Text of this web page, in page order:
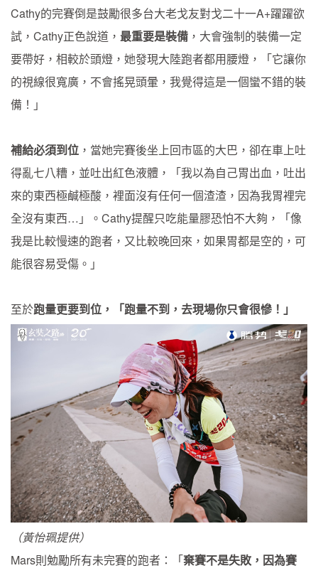
Cathy的完賽倒是鼓勵很多台大老戈友對戈二十一A+躍躍欲
試，Cathy正色說道， 最重要是裝備 ，大會強制的裝備一定
要帶好，相較於頭燈，她發現大陸跑者都用腰燈，「它讓你
的視線很寬廣，不會搖晃頭暈，我覺得這是一個蠻不錯的裝
備！」
補給必須到位 ，當她完賽後坐上回市區的大巴，卻在車上吐
得亂七八糟，並吐出紅色液體，「我以為自己胃出血，吐出
來的東西極鹹極酸，裡面沒有任何一個渣渣，因為我胃裡完
全沒有東西…」。Cathy提醒只吃能量膠恐怕不大夠，「像
我是比較慢速的跑者，又比較晚回來，如果胃都是空的，可
能很容易受傷。」
至於跑量更要到位，「跑量不到，去現場你只會很慘！」
（黃怡珮提供）
Mars則勉勵所有未完賽的跑者：「棄賽不是失敗，因為賽